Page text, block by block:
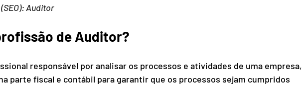
Auditor
de Auditor?
responsável por analisar os processos e atividades de uma empresa,
parte fiscal e contábil para garantir que os processos sejam cumpridos